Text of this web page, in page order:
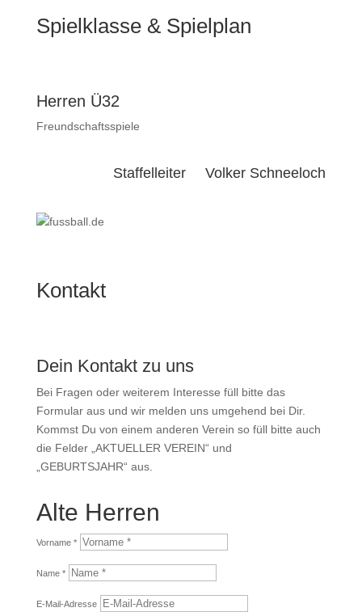
Spielklasse & Spielplan
Herren Ü32
Freundschaftsspiele
Staffelleiter Volker Schneeloch
Kontakt
Dein Kontakt zu uns
Bei Fragen oder weiterem Interesse füll bitte das
Formular aus und wir melden uns umgehend bei Dir.
Kommst Du von einem anderen Verein so füll bitte auch
die Felder „AKTUELLER VEREIN“ und
„GEBURTSJAHR“ aus.
Alte Herren
Vorname *
Name *
E-Mail-Adresse